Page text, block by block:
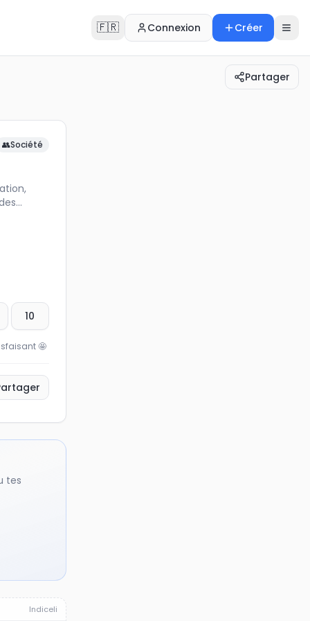
🇫🇷 Connexion Créer
Partager
liberté de circulation, droits civique…
👥Société
10
🤩
tes
Indiceli